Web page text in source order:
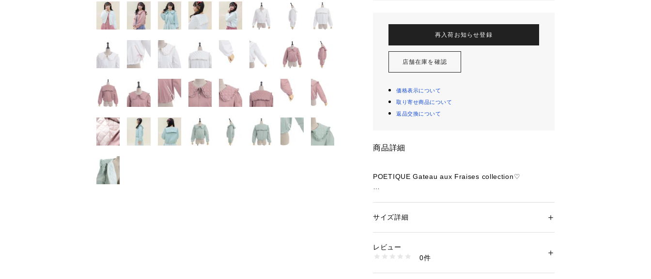
再入荷お知らせ登録
店舗在庫を確認
価格表示について
取り寄せ商品について
返品交換について
商品詳細
POETIQUE Gateau aux Fraises collection♡
ホイップクリームの様にフリルで襟をデコレーションし
たブルゾンです。
性別：レディース
00%、裏地:ポリエステル100%
生産国：中国製
TS413X48P （ショップ）
サイズ詳細
レビュー
0件